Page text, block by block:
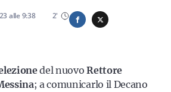
alle9:38 2'
del nuovoRettore
; a comunicarlo il Decano